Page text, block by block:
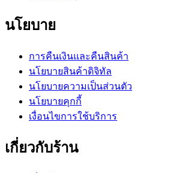
นโยบาย
การคืนเงินและคืนสินค้า
นโยบายสินค้าดิจิทัล
นโยบายความเป็นส่วนตัว
นโยบายคุกกี้
เงื่อนไขการใช้บริการ
เกี่ยวกับร้าน